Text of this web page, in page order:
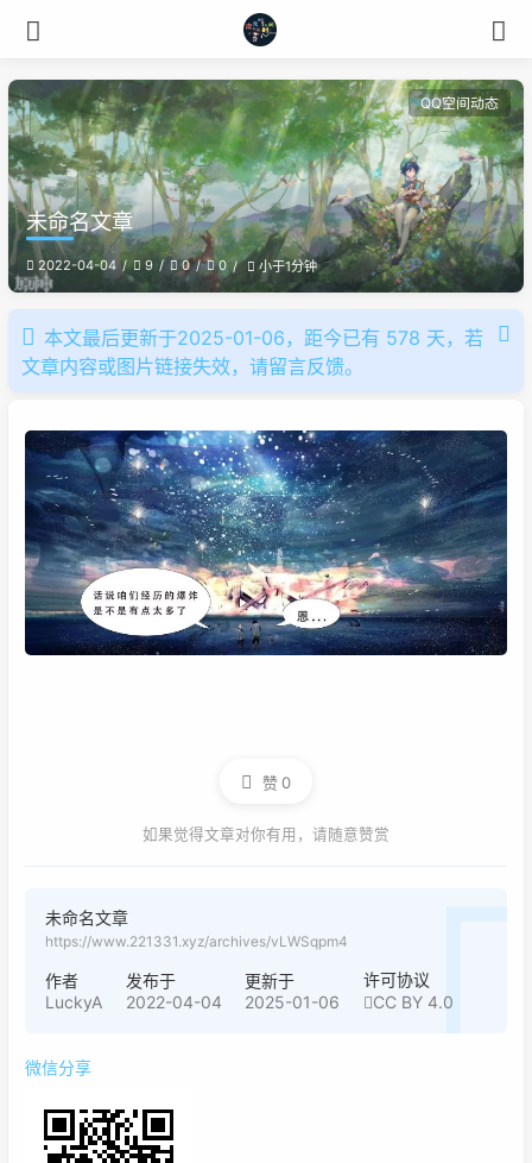
QQ空间动态
未命名文章
2022-04-04 9 0 0 小于1分钟
本文最后更新于2025-01-06，距今已有 578 天，若
文章内容或图片链接失效，请留言反馈。
赞0
如果觉得文章对你有用，请随意赞赏
未命名文章
https://www.221331.xyz/archives/vLWSqpm4
作者
LuckyA
发布于
2022-04-04
更新于
2025-01-06
许可协议
CC BY 4.0
微信分享